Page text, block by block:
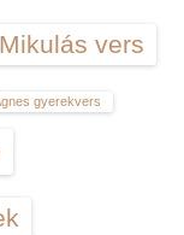
Mikulás vers
gyerekvers